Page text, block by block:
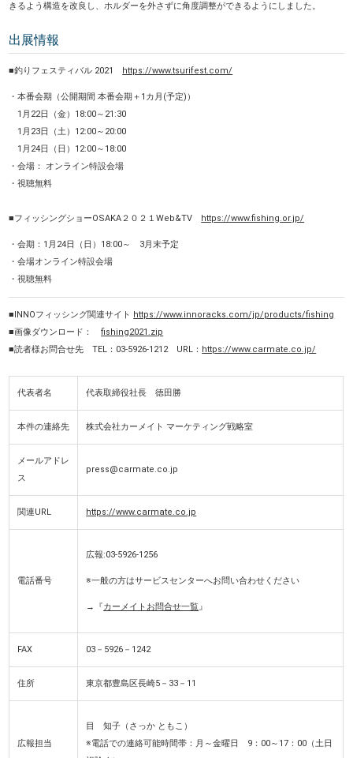
きるよう構造を改良し、ホルダーを外さずに角度調整ができるようにしました。
出展情報
■釣りフェスティバル 2021 https://www.tsurifest.com/
・本番会期（公開期間 本番会期＋1カ月(予定)）
1月22日（金）18:00～21:30
1月23日（土）12:00～20:00
1月24日（日）12:00～18:00
・会場： オンライン特設会場
・視聴無料
■フィッシングショーOSAKA２０２１Web&TV https://www.fishing.or.jp/
・会期：1月 24日（日） 18:00～ 3月末予定
・会場オンライン特設会場
・視聴無料
■INNOフィッシング関連サイト https://www.innoracks.com/jp/products/fishing
■画像ダウンロード：fishing2021.zip
■読者様お問合せ先 TEL：03-5926-1212 URL： https://www.carmate.co.jp/
代表者名 代表取締役社長 徳田勝
本件の連絡先 株式会社カーメイト マーケティング戦略室
メールアドレ
ス
press@carmate.co.jp
関連URL https://www.carmate.co.jp
電話番号
広報:03-5926-1256
※一般の方はサービスセンターへお問い合わせください
→『カーメイトお問合せ一覧』
FAX 03－5926－1242
住所 東京都豊島区長崎5－33－11
広報担当
目 知子（さっか ともこ）
※電話での連絡可能時間帯：月～金曜日 9：00～17：00 （土日